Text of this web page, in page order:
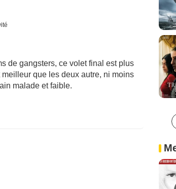
de gangsters, ce volet final est plus
que les deux autre, ni moins
malade et faible.